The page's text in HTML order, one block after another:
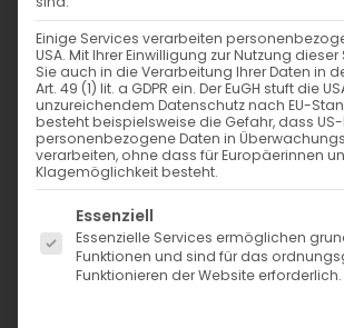
Einige Services verarbeiten
USA. Mit Ihrer Einwilligung zur Nutzung
Sie auch in die Verarbeitung Ihrer Daten in
Art. 49 (1) lit. a GDPR ein. Der EuGH stuft die
unzureichendem Datenschutz nach EU-
besteht beispielsweise die Gefahr, dass
personenbezogene Daten in
verarbeiten, ohne dass für Europäerinnen
Klagemöglichkeit besteht.
Es folgt eine Liste der Service-
Essenziell
Essenzielle Services ermöglichen
Funktionen und sind für das
Funktionieren der Website erforderlich.